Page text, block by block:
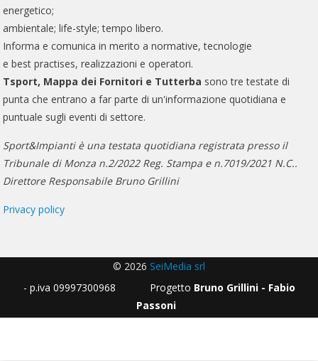
energetico;
ambientale; life-style; tempo libero.
Informa e comunica in merito a normative, tecnologie
e best practises, realizzazioni e operatori.
Tsport, Mappa dei Fornitori e Tutterba sono tre testate di
punta che entrano a far parte di un'informazione quotidiana e
puntuale sugli eventi di settore.
Sport&Impianti è una testata quotidiana registrata presso il
Tribunale di Monza n.2/2022 Reg. Stampa e n.7019/2021 N.C..
Direttore Responsabile Bruno Grillini
Privacy policy
© 2026 SeiMedia srl
- p.iva 09997300968 Progetto Bruno Grillini - Fabio
Passoni